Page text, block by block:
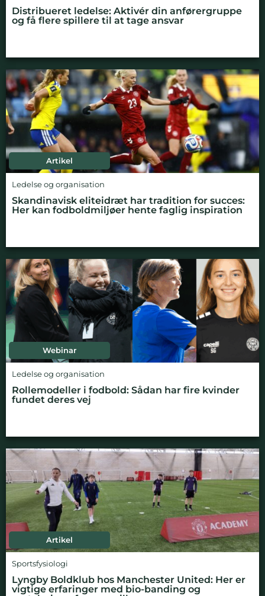
Distribueret ledelse: Aktivér din anførergruppe
og få flere spillere til at tage ansvar
Artikel
Ledelse og organisation
Skandinavisk eliteidræt har tradition for succes:
Her kan fodboldmiljøer hente faglig inspiration
Webinar
Ledelse og organisation
Rollemodeller i fodbold: Sådan har fire kvinder
fundet deres vej
Artikel
Sportsfysiologi
Lyngby Boldklub hos Manchester United: Her er
vigtige erfaringer med bio-banding og